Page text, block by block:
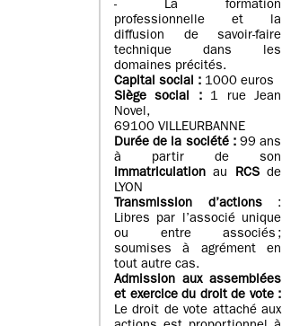
- La formation
professionnelle et la
diffusion de savoir-faire
technique dans les
domaines précités.
Capital social : 1000 euros
Siège social :1 rue Jean
Novel,
69100 VILLEURBANNE
Durée de la société :99 ans
à partir de son
immatriculation au RCSde
LYON
Transmission d’actions:
Libres par l’associé unique
ou entre associés ;
soumises à agrément en
tout autre cas.
Admission aux assemblées
et exercice du droit de vote :
Le droit de vote attaché aux